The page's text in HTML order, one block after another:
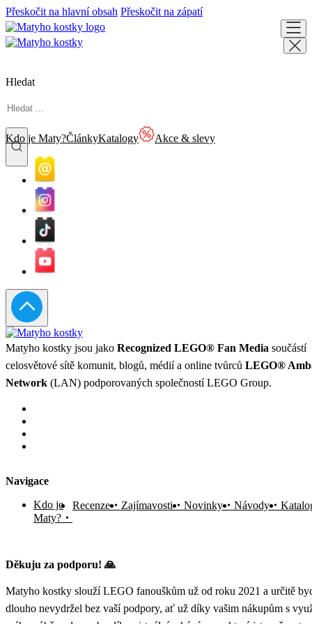
Přeskočit na hlavní obsah Přeskočit na zápatí
Hledat
Kdo je Maty?ČlánkyKatalogy Akce & slevy
Matyho kostky jsou jako Recognized LEGO® Fan Media součástí
celosvětové sítě komunit, blogů, médií a online tvůrců LEGO®
Network (LAN) podporovaných společností LEGO Group.
Navigace
Kdo je
Maty?
Recenze Zajímavosti Novinky Návody
Děkuju za podporu! 🙏
Matyho kostky slouží LEGO fanouškům už od roku 2021 a určitě
dlouho nevydržel bez vaší podpory, ať už díky vašim nákupům s